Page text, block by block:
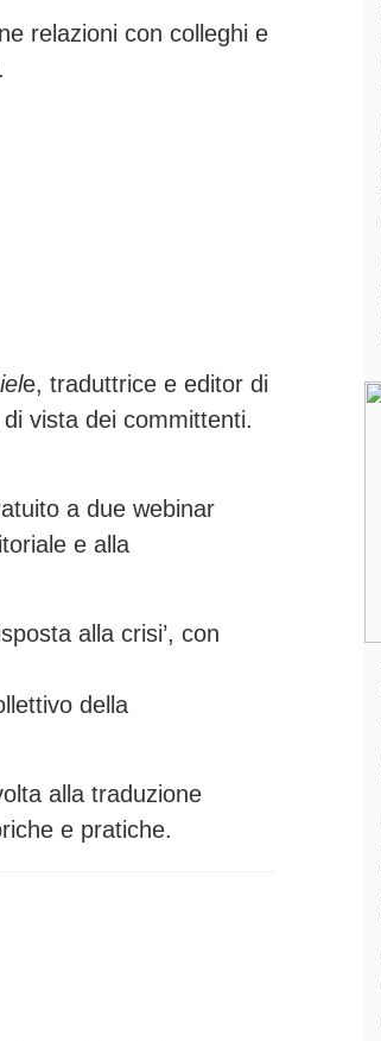
relazioni con colleghi e
e, traduttrice e editor di
vista dei committenti.
a due webinar
e alla
alla crisi’, con
della
alla traduzione
e pratiche.